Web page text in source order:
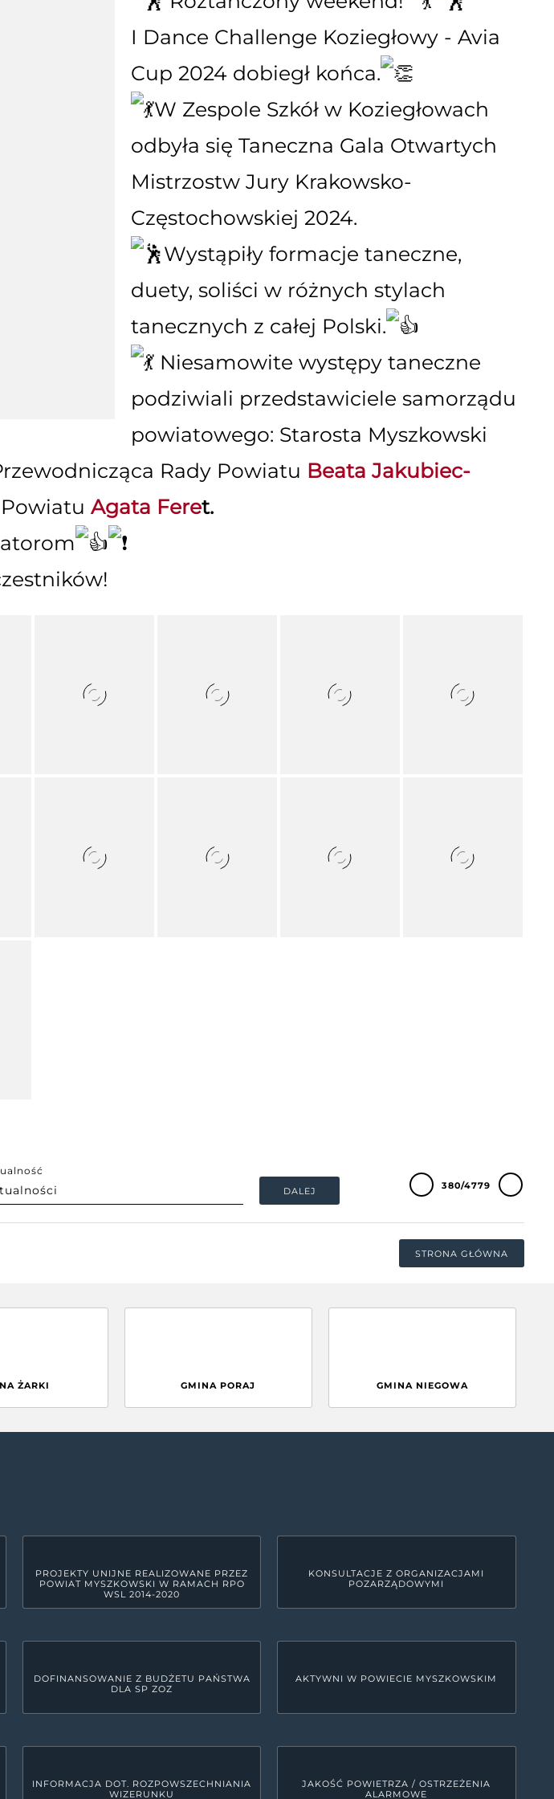
I Dance Challenge Koziegłowy - Avia
Cup 2024 dobiegł końca.
W Zespole Szkół w Koziegłowach
odbyła się Taneczna Gala Otwartych
Mistrzostw Jury Krakowsko-
Częstochowskiej 2024.
Wystąpiły formacje taneczne,
duety, soliści w różnych stylach
tanecznych z całej Polski.
Niesamowite występy taneczne
podziwiali przedstawiciele samorządu
powiatowego: Starosta Myszkowski
Rady Powiatu Beata Jakubiec-
Agata Feret.
DALEJ 380/4779
STRONA GŁÓWNA
ŻARKI GMINA PORAJ GMINA NIEGOWA
PROJEKTY UNIJNE REALIZOWANE PRZEZ
POWIAT MYSZKOWSKI W RAMACH RPO
WSL 2014-2020
KONSULTACJE Z ORGANIZACJAMI
POZARZĄDOWYMI
DOFINANSOWANIE Z BUDŻETU PAŃSTWA
DLA SP ZOZ
AKTYWNI W POWIECIE MYSZKOWSKIM
INFORMACJA DOT. ROZPOWSZECHNIANIA
WIZERUNKU
JAKOŚĆ POWIETRZA / OSTRZEŻENIA
ALARMOWE
GODZINY PRACY URZĘDU LINKI SYSTEMOWE